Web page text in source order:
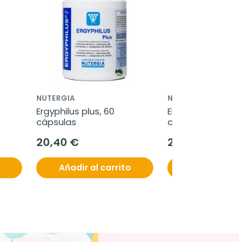
NUTERGIA
Ergyphilus plus, 60
cápsulas
20,40 €
Añadir al carrito
NUTERGIA
Ergyphilus
cápsulas.
22,53 €